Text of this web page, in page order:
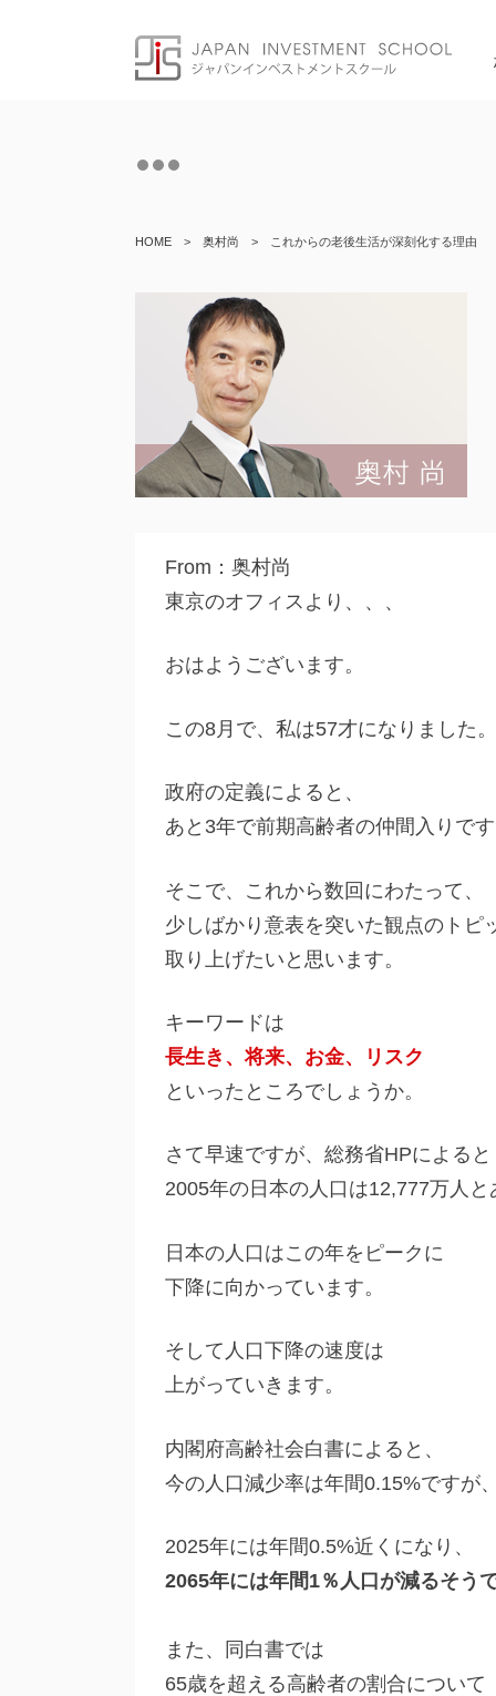
HOME > 奥村尚 > これからの老後生活が深刻化する理由
From：奥村尚
東京のオフィスより、、、
おはようございます。
この8月で、私は57才になりました。
政府の定義によると、
あと3年で前期高齢者の仲間入りです
そこで、これから数回にわたって、
少しばかり意表を突いた観点のトピ
取り上げたいと思います。
キーワードは
長生き、将来、お金、リスク
といったところでしょうか。
さて早速ですが、総務省HPによると
2005年の日本の人口は12,777万人と
日本の人口はこの年をピークに
下降に向かっています。
そして人口下降の速度は
上がっていきます。
内閣府高齢社会白書によると、
今の人口減少率は年間0.15%ですが、
2025年には年間0.5%近くになり、
2065年には年間1％人口が減るそうで
また、同白書では
65歳を超える高齢者の割合について